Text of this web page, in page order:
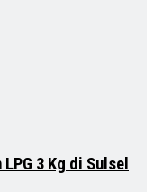
3 Kg di Sulsel